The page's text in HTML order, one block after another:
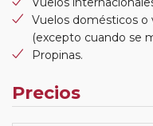
Vuelos domésticos o
(excepto cuando se
Propinas.
Precios